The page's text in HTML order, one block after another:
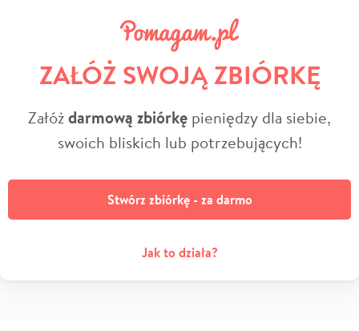
ZAŁÓŻ SWOJĄ ZBIÓRKĘ
Załóżdarmową zbiórkę pieniędzy dla siebie,
swoich bliskich lub potrzebujących!
Stwórz zbiórkę - za darmo
Jak to działa?